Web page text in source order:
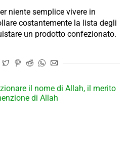
niente semplice vivere in
costantemente la lista degli
un prodotto confezionato.